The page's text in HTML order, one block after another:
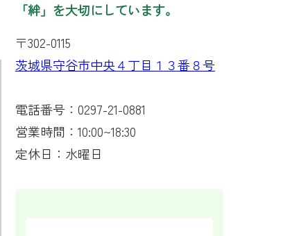
「絆」を大切にしています。
〒302-0115
茨城県守谷市中央４丁目１３番８号
電話番号：0297-21-0881
営業時間：10:00~18:30
定休日：水曜日